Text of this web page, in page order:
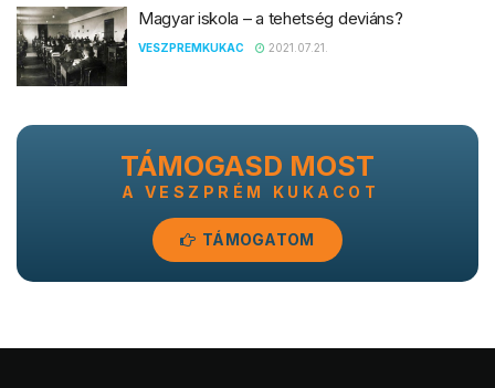
Magyar iskola – a tehetség deviáns?
VESZPREMKUKAC 2021.07.21.
TÁMOGASD MOST
A VESZPRÉM KUKACOT
TÁMOGATOM